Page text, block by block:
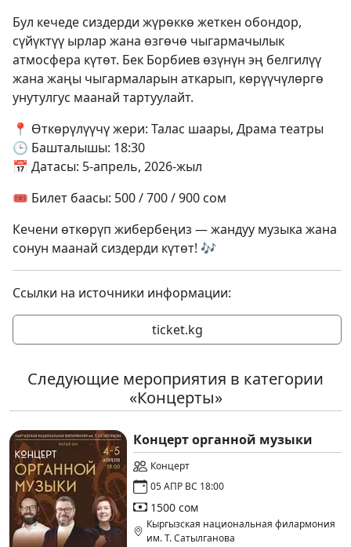
Бул кечеде сиздерди жүрөккө жеткен обондор,
сүйүктүү ырлар жана өзгөчө чыгармачылык
атмосфера күтөт. Бек Борбиев өзүнүн эң белгилүү
жана жаңы чыгармаларын аткарып, көрүүчүлөргө
унутулгус маанай тартуулайт.
📍 Өткөрүлүүчү жери: Талас шаары, Драма театры
🕒 Башталышы: 18:30
📅 Датасы: 5-апрель, 2026-жыл
🎟 Билет баасы: 500 / 700 / 900 сом
Кечени өткөрүп жибербеңиз — жандуу музыка жана
сонун маанай сиздерди күтөт! 🎶
Ссылки на источники информации:
ticket.kg
Следующие мероприятия в категории
«Концерты»
Концерт органной музыки
Концерт
05 АПР ВС 18:00
1500 сом
Кыргызская национальная филармония
им. Т. Сатылганова